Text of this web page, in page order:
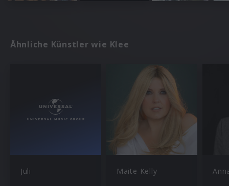
Ähnliche Künstler wie Klee
Juli Maite Kelly